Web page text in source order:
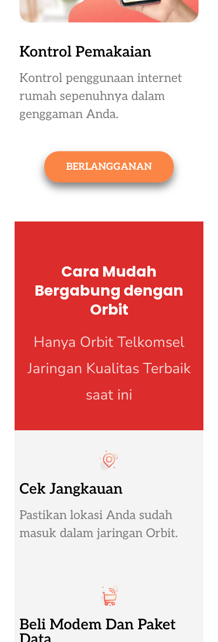
Kontrol Pemakaian
Kontrol penggunaan internet
rumah sepenuhnya dalam
genggaman Anda.
BERLANGGANAN
Cara Mudah
Bergabung dengan
Orbit
Hanya Orbit Telkomsel
Jaringan Kualitas Terbaik
saat ini
Cek Jangkauan
Pastikan lokasi Anda sudah
masuk dalam jaringan Orbit.
Beli Modem Dan Paket